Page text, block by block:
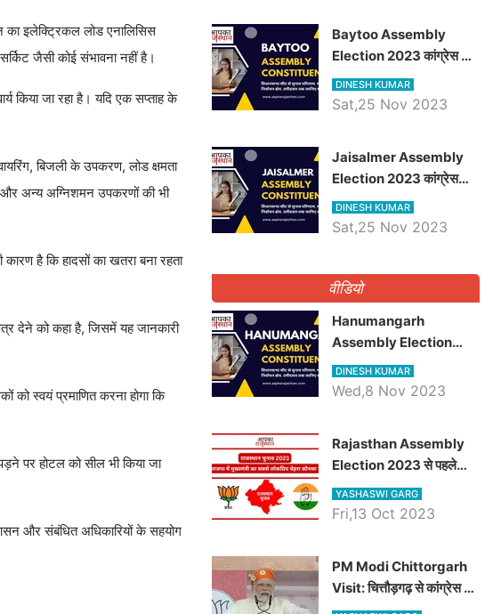
इलेक्ट्रिकल लोड एनालिसिस
जैसी कोई संभावना नहीं है।
किया जा रहा है। यदि एक सप्ताह के
बिजली के उपकरण, लोड क्षमता
अन्य अग्निशमन उपकरणों की भी
है कि हादसों का खतरा बना रहता
देने को कहा है, जिसमें यह जानकारी
को स्वयं प्रमाणित करना होगा कि
पर होटल को सील भी किया जा
और संबंधित अधिकारियों के सहयोग
Baytoo Assembly
Election 2023 कांग्रेस से
हरीश चौधरी तो बालाराम मुंड होंगे
भाजपा उम्मीदवार, जानिये बायतू
DINESH KUMAR
Sat,25 Nov 2023
​​​​​​​Jaisalmer Assembly
Election 2023 कांग्रेस
रूपा राम मेघवाल तो छोटु सिंह
भाटी होंगे भाजपा उम्मीदवार,
DINESH KUMAR
Sat,25 Nov 2023
वीडियो
Hanumangarh
Assembly Election
2023 कांग्रेस से विनोद कुमार
चौधरी तो अमित चौधरी
ताजा समीकरण
DINESH KUMAR
Wed,8 Nov 2023
Rajasthan Assembly
Election 2023 से पहले
जानिए भाजपा में मुख्यमंत्री का
सबसे लोकप्रिय चेहरा कौनसा ?
YASHASWI GARG
Fri,13 Oct 2023
PM Modi Chittorgarh
Visit: चित्तौड़गढ़ से कांग्रेस पर
जमकर गरजे पीएम मोदी, जाने